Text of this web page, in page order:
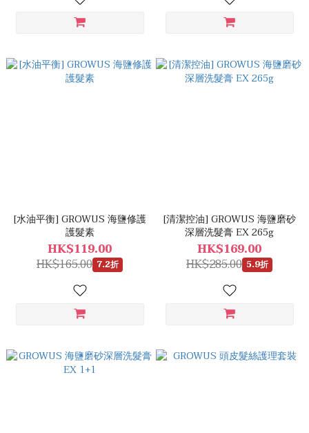
[水油平衡] GROWUS 海鹽修護
護髮素
HK$119.00
HK$165.00 7.2折
[清潔控油] GROWUS 海鹽磨砂
深層洗髮膏 EX 265g
HK$169.00
HK$285.00 5.9折